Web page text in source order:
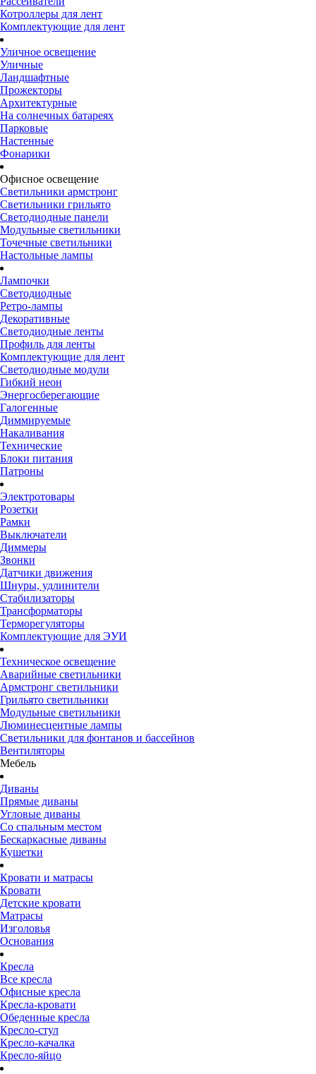
Котроллеры для лент
Комплектующие для лент
Уличное освещение
Уличные
Ландшафтные
Прожекторы
Архитектурные
На солнечных батареях
Парковые
Настенные
Фонарики
Офисное освещение
Светильники армстронг
Светильники грильято
Светодиодные панели
Модульные светильники
Точечные светильники
Настольные лампы
Лампочки
Светодиодные
Ретро-лампы
Декоративные
Светодиодные ленты
Профиль для ленты
Комплектующие для лент
Светодиодные модули
Гибкий неон
Энергосберегающие
Галогенные
Диммируемые
Накаливания
Технические
Блоки питания
Патроны
Электротовары
Розетки
Рамки
Выключатели
Диммеры
Звонки
Датчики движения
Шнуры, удлинители
Стабилизаторы
Трансформаторы
Терморегуляторы
Комплектующие для ЭУИ
Техническое освещение
Аварийные светильники
Армстронг светильники
Грильято светильники
Модульные светильники
Люминесцентные лампы
Светильники для фонтанов и бассейнов
Вентиляторы
Мебель
Диваны
Прямые диваны
Угловые диваны
Со спальным местом
Бескаркасные диваны
Кушетки
Кровати и матрасы
Кровати
Детские кровати
Матрасы
Изголовья
Основания
Кресла
Все кресла
Офисные кресла
Кресла-кровати
Обеденные кресла
Кресло-стул
Кресло-качалка
Кресло-яйцо